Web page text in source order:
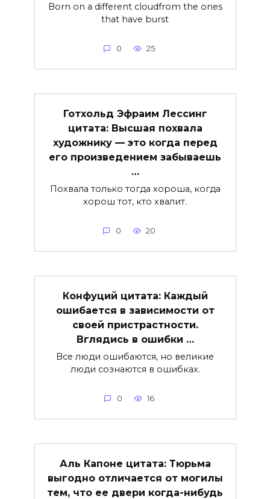
Born on a different cloudfrom the ones
that have burst
0 25
Готхольд Эфраим Лессинг
цитата: Высшая похвала
художнику — это когда перед
его произведением забываешь
…
Похвала только тогда хороша, когда
хорош тот, кто хвалит.
0 20
Конфуций цитата: Каждый
ошибается в зависимости от
своей пристрастности.
Вглядись в ошибки …
Все люди ошибаются, но великие
люди сознаются в ошибках.
0 16
Аль Капоне цитата: Тюрьма
выгодно отличается от могилы
тем, что ее двери когда-нибудь